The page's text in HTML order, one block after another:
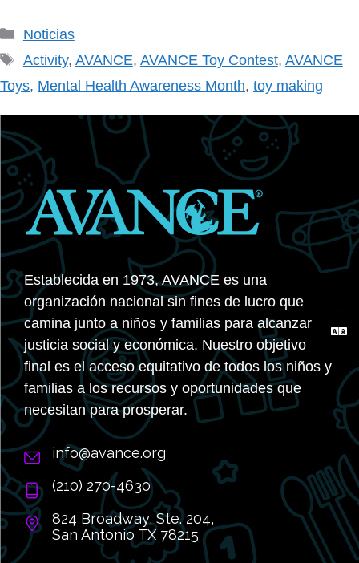
Categorías
Noticias
Etiquetas
Activity, AVANCE, AVANCE Toy Contest, AVANCE
Toys, Mental Health Awareness Month, toy making
Establecida en 1973, AVANCE es una
organización nacional sin fines de lucro que
camina junto a niños y familias para alcanzar
justicia social y económica. Nuestro objetivo
final es el acceso equitativo de todos los niños y
familias a los recursos y oportunidades que
necesitan para prosperar.
info@avance.org
(210) 270-4630
824 Broadway, Ste. 204,
San Antonio TX 78215